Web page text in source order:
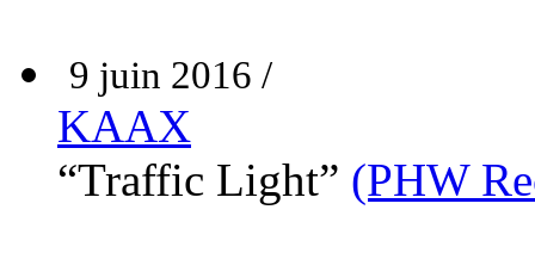
9 juin 2016 /
KAAX
“Traffic Light” (PHW